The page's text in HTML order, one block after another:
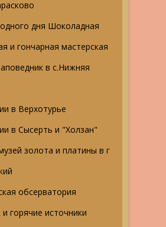
дня Шоколадная
и гончарная мастерская
в с.Нижняя
в Верхотурье
в Сысерть и "Холзан"
золота и платины в г
обсерватория
и горячие источники